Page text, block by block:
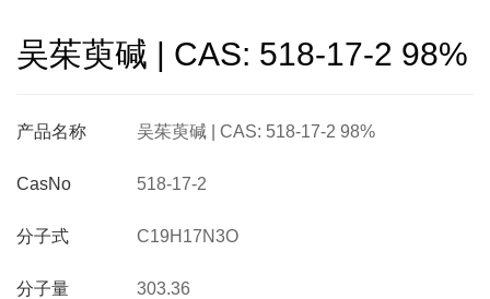
吴茱萸碱 | CAS: 518-17-2 98%
产品名称
CasNo
分子式
分子量
吴茱萸碱 | CAS: 518-17-2 98%
518-17-2
C19H17N3O
303.36